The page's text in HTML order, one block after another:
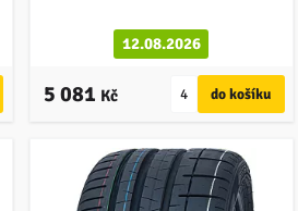
12.08.2026
5 081 Kč